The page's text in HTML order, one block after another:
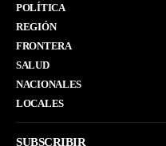
POLÍTICA
REGIÓN
FRONTERA
SALUD
NACIONALES
LOCALES
SUBSCRIBIR